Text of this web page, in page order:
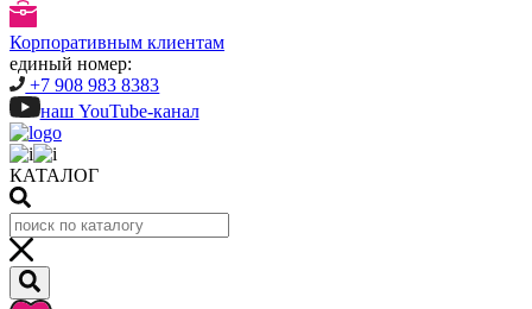
Корпоративным клиентам
единый номер:
+7 908 983 8383
наш YouTube-канал
КАТАЛОГ